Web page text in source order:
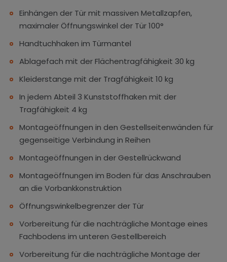
Einhängen der Tür mit massiven Metallzapfen,
maximaler Öffnungswinkel der Tür 100°
Handtuchhaken im Türmantel
Ablagefach mit der Flächentragfähigkeit 30 kg
Kleiderstange mit der Tragfähigkeit 10 kg
In jedem Abteil 3 Kunststoffhaken mit der
Tragfähigkeit 4 kg
Montageöffnungen in den Gestellseitenwänden für
gegenseitige Verbindung in Reihen
Montageöffnungen in der Gestellrückwand
Montageöffnungen im Boden für das Anschrauben
an die Vorbankkonstruktion
Öffnungswinkelbegrenzer der Tür
Vorbereitung für die nachträgliche Montage eines
Fachbodens im unteren Gestellbereich
Vorbereitung für die nachträgliche Montage der